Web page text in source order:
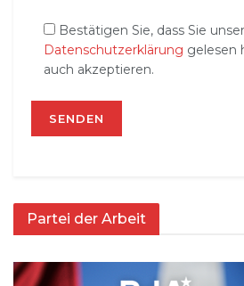
Bestätigen Sie, dass Sie
Datenschutzerklärung gelesen
auch akzeptieren.
Partei der Arbeit